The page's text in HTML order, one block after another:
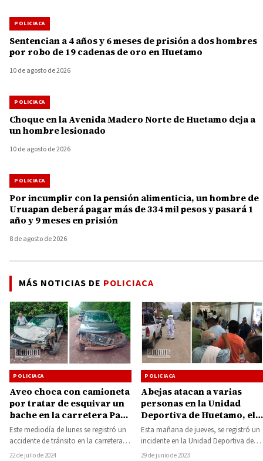
POLICIACA
Sentencian a 4 años y 6 meses de prisión a dos hombres
por robo de 19 cadenas de oro en Huetamo
10 de agosto de 2026
POLICIACA
Choque en la Avenida Madero Norte de Huetamo deja a
un hombre lesionado
10 de agosto de 2026
POLICIACA
Por incumplir con la pensión alimenticia, un hombre de
Uruapan deberá pagar más de 334 mil pesos y pasará 1
año y 9 meses en prisión
8 de agosto de 2026
MÁS NOTICIAS DE POLICIACA
POLICIACA
Aveo choca con camioneta
por tratar de esquivar un
bache en la carretera Paso
de Núñez-La Eréndira
Este mediodía de lunes se registró un
accidente de tránsito en la carretera
estatal Tiripetío-La Erendira,
22 de julio de 2024
POLICIACA
Abejas atacan a varias
personas en la Unidad
Deportiva de Huetamo, el
Hospital Rural del IMSS
Bienestar se encuentra
saturado
Esta mañana de jueves, se registró un
incidente en la Unidad Deportiva de
Huetamo que resultó en varias…
29 de junio de 2023